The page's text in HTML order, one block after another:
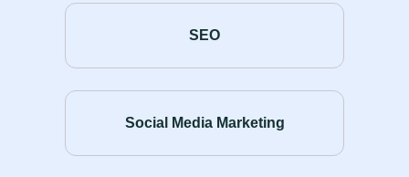
SEO
Social Media Marketing